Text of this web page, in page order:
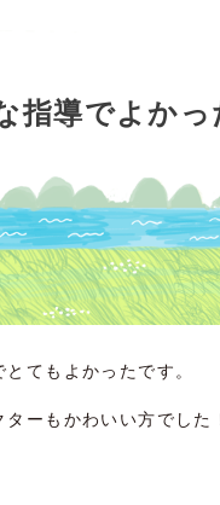
て
アクセス
て
スン
ッスン
指導でよか
てもよかったです。
ーもかわいい方でした